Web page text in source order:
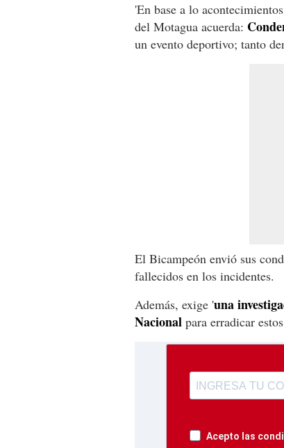
'En base a lo
del Motagua acuerda:
un evento deportivo; tanto
El Bicampeón envió sus
fallecidos en los incidentes.
Además, exige 'una
Nacional para erradicar
Acepto las